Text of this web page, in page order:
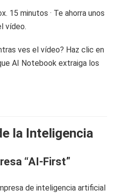
15 minutos · Te ahorra unos
vídeo.
ves el vídeo? Haz clic en
AI Notebook extraiga los
la Inteligencia
“AI-First”
de inteligencia artificial